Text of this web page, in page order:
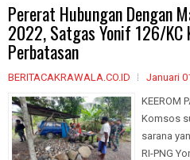
Pererat Hubungan Dengan
2022, Satgas Yonif 126/KC
Perbatasan
BERITACAKRAWALA.CO.ID Januari
KEEROM
Komsos
sarana
RI-PNG